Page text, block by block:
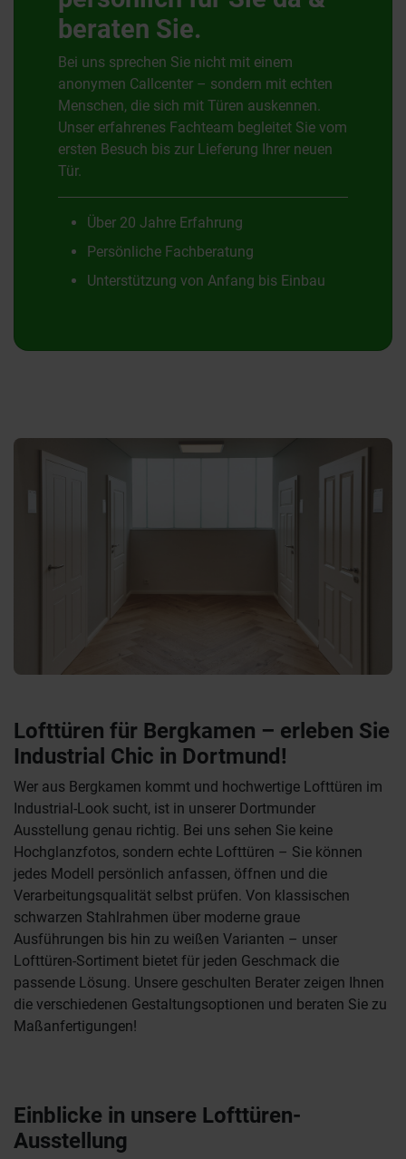
beraten Sie.
Bei uns sprechen Sie nicht mit einem
anonymen Callcenter – sondern mit echten
Menschen, die sich mit Türen auskennen.
Unser erfahrenes Fachteam begleitet Sie vom
ersten Besuch bis zur Lieferung Ihrer neuen
Tür.
Über 20 Jahre Erfahrung
Persönliche Fachberatung
Unterstützung von Anfang bis Einbau
Lofttüren für Bergkamen – erleben Sie
Industrial Chic in Dortmund!
Wer aus Bergkamen kommt und hochwertige Lofttüren im
Industrial-Look sucht, ist in unserer Dortmunder
Ausstellung genau richtig. Bei uns sehen Sie keine
Hochglanzfotos, sondern echte Lofttüren – Sie können
jedes Modell persönlich anfassen, öffnen und die
Verarbeitungsqualität selbst prüfen. Von klassischen
schwarzen Stahlrahmen über moderne graue
Ausführungen bis hin zu weißen Varianten – unser
Lofttüren-Sortiment bietet für jeden Geschmack die
passende Lösung. Unsere geschulten Berater zeigen Ihnen
die verschiedenen Gestaltungsoptionen und beraten Sie zu
Maßanfertigungen!
Einblicke in unsere Lofttüren-
Ausstellung